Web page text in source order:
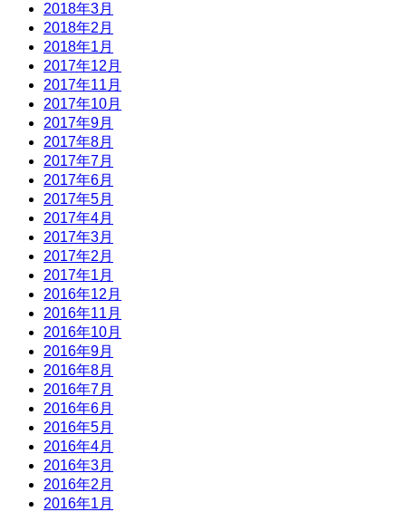
2018年3月
2018年2月
2018年1月
2017年12月
2017年11月
2017年10月
2017年9月
2017年8月
2017年7月
2017年6月
2017年5月
2017年4月
2017年3月
2017年2月
2017年1月
2016年12月
2016年11月
2016年10月
2016年9月
2016年8月
2016年7月
2016年6月
2016年5月
2016年4月
2016年3月
2016年2月
2016年1月